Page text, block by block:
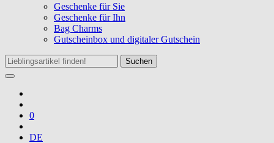
Geschenke für Sie
Geschenke für Ihn
Bag Charms
Gutscheinbox und digitaler Gutschein
Suchen
0
DE